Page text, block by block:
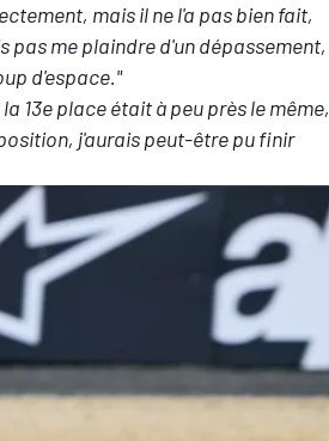
mais il ne l'a pas bien fait,
pas me plaindre d'un dépassement,
d'espace."
13e place était à peu près le même,
j'aurais peut-être pu finir